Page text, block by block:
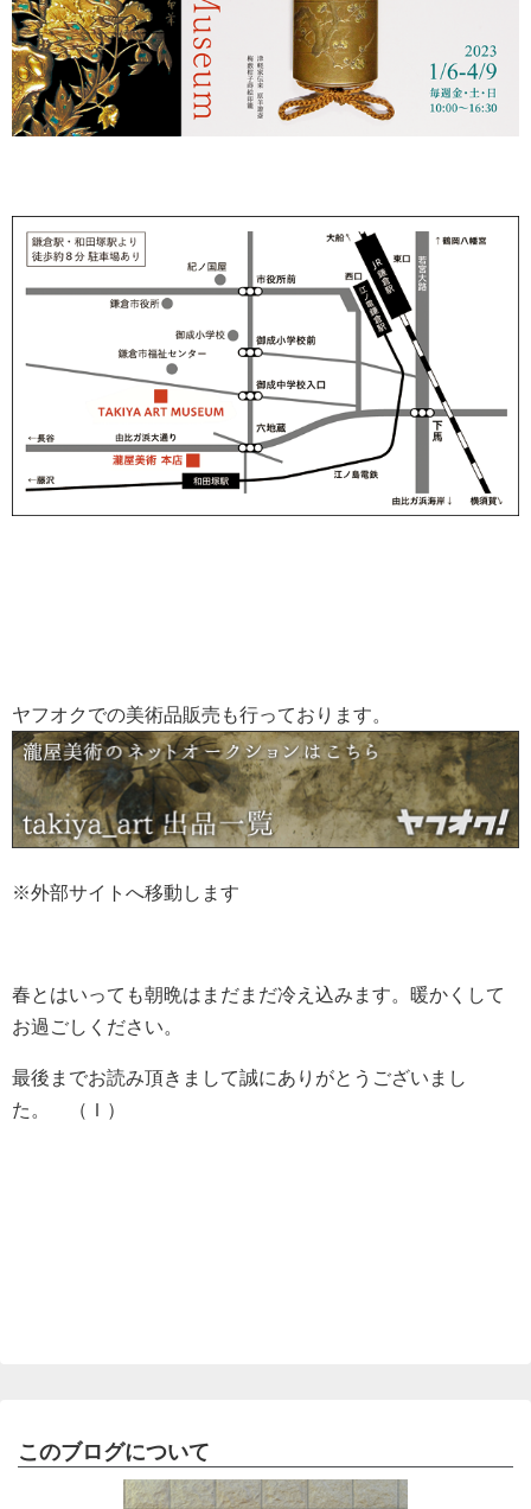
ヤフオクでの美術品販売も行っております。
※外部サイトへ移動します
春とはいっても朝晩はまだまだ冷え込みます。暖かくして
お過ごしください。
最後までお読み頂きまして誠にありがとうございまし
た。 （Ｉ）
このブログについて